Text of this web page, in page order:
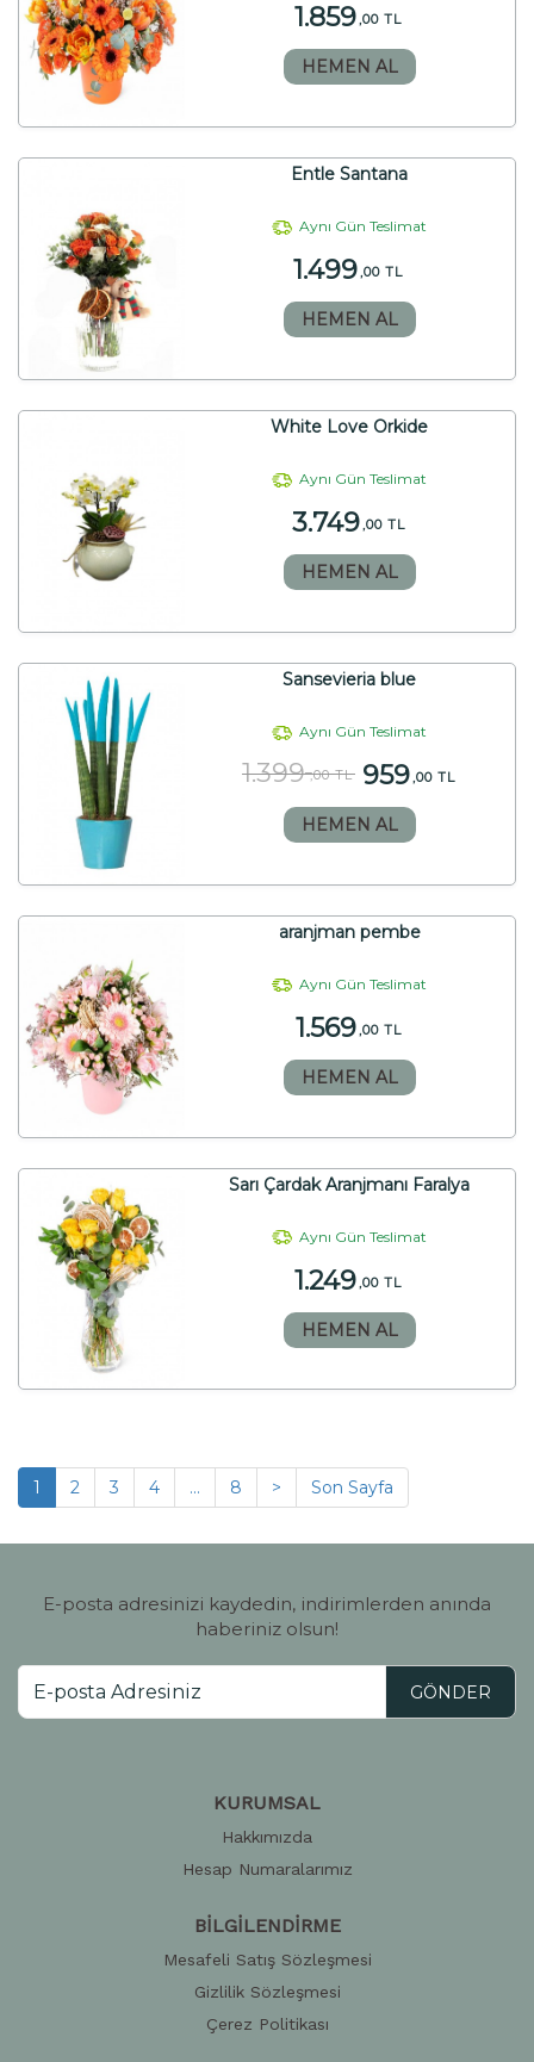
1.859,00 TL
HEMEN AL
Entle Santana
Aynı Gün Teslimat
1.499,00 TL
HEMEN AL
White Love Orkide
Aynı Gün Teslimat
3.749,00 TL
HEMEN AL
Sansevieria blue
Aynı Gün Teslimat
1.399 ,00 TL 959,00 TL
HEMEN AL
aranjman pembe
Aynı Gün Teslimat
1.569 ,00 TL
HEMEN AL
Sarı Çardak Aranjmanı Faralya
Aynı Gün Teslimat
1.249 ,00 TL
HEMEN AL
1 2 3 4 ... 8 > Son Sayfa
E-posta adresinizi kaydedin, indirimlerden anında
haberiniz olsun!
GÖNDER
KURUMSAL
Hakkımızda
Hesap Numaralarımız
BİLGİLENDİRME
Mesafeli Satış Sözleşmesi
Gizlilik Sözleşmesi
Çerez Politikası